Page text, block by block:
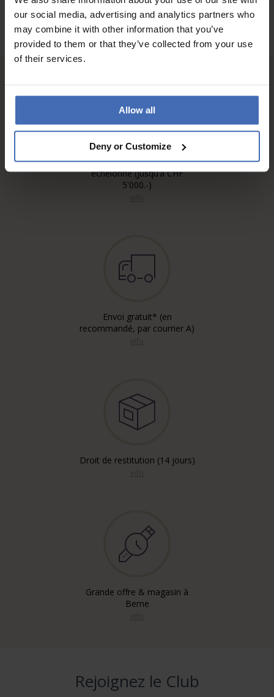
our social media, advertising and analytics partners who
may combine it with other information that you’ve
provided to them or that they’ve collected from your use
of their services.
Allow all
Deny or Customize
Sur facture et paiement
échelonné (jusqu’à CHF
5'000.-)
Envoi gratuit* (en
recommandé, par courrier A)
Droit de restitution (14 jours)
Grande offre & magasin à
Berne
Rejoignez le Club